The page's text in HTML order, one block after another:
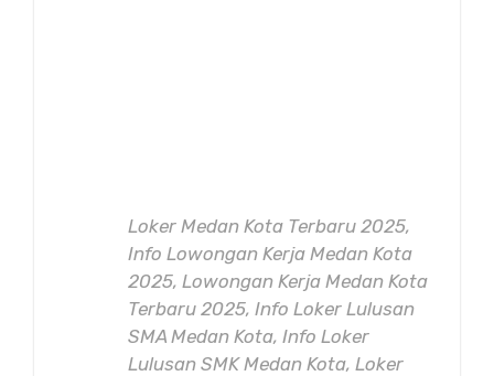
Loker Medan Kota Terbaru 2025,
Info Lowongan Kerja Medan Kota
2025, Lowongan Kerja Medan Kota
Terbaru 2025, Info Loker Lulusan
SMA Medan Kota, Info Loker
Lulusan SMK Medan Kota, Loker